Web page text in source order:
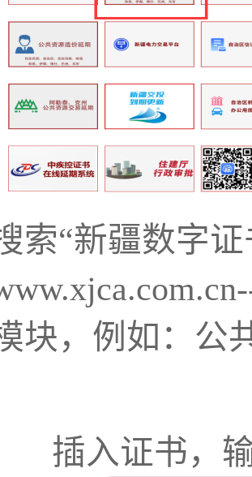
索“新疆数字
块，例如：公
插入证书，